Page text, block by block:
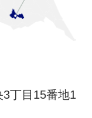
丁目15番地1